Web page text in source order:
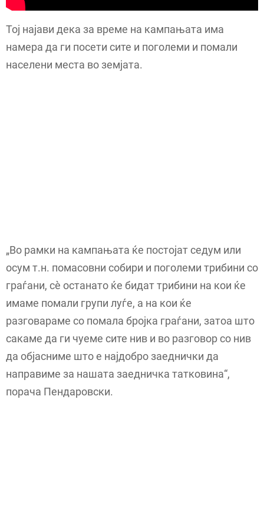
Тој најави дека за време на кампањата има
намера да ги посети сите и поголеми и помали
населени места во земјата.
„Во рамки на кампањата ќе постојат седум или
осум т.н. помасовни собири и поголеми трибини со
граѓани, сè останато ќе бидат трибини на кои ќе
имаме помали групи луѓе, а на кои ќе
разговараме со помала бројка граѓани, затоа што
сакаме да ги чуеме сите нив и во разговор со нив
да објасниме што е најдобро заеднички да
направиме за нашата заедничка татковина“,
порача Пендаровски.